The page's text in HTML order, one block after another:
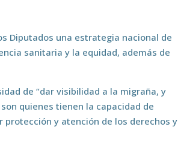
Diputados una estrategia nacional de
sanitaria y la equidad, además de
de “dar visibilidad a la migraña, y
quienes tienen la capacidad de
y atención de los derechos y